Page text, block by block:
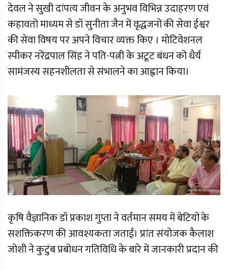
देवल ने सुखी दांपत्य जीवन के अनुभव विभिन्न उदाहरण एवं
कहावतो माध्यम से डॉ सुनीता जैन में वृद्धजनों की सेवा ईश्वर
की सेवा विषय पर अपने विचार व्यक्त किए । मोटिवेशनल
स्पीकर नरेंद्रपाल सिंह ने पति-पत्नी के अटूट बंधन को धैर्य
सामंजस्य सहनशीलता से संभालने का आह्वान किया।
कृषि वैज्ञानिक डॉ प्रकाश गुप्ता ने वर्तमान समय में बेटियों के
सशक्तिकरण की आवश्यकता जताई। प्रांत संयोजक कैलाश
जोशी ने कुटुंब प्रबोधन गतिविधि के बारे में जानकारी प्रदान की